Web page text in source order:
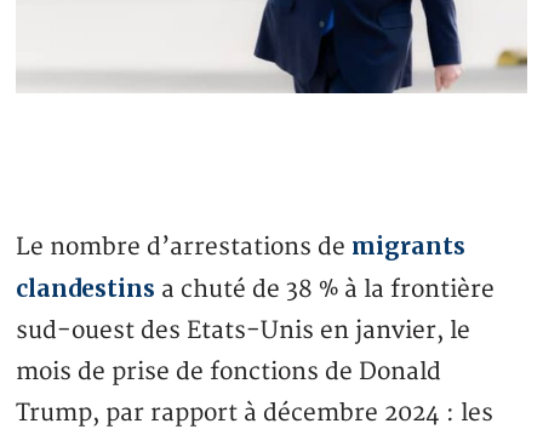
Le nombre d’arrestations de migrants
clandestins a chuté de 38 % à la frontière
sud-ouest des Etats-Unis en janvier, le
mois de prise de fonctions de Donald
Trump, par rapport à décembre 2024 : les